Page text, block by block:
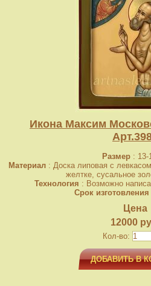
Икона Максим
Размер: 13-
Материал: Доска липовая с
желтке, сусальное
Технология : Возможно
Срок изготовления
Цена
12000
Кол-во:
ДОБАВИТЬ В